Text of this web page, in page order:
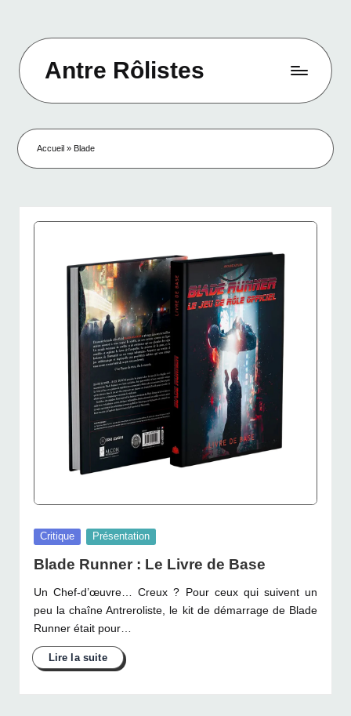
content
Antre Rôlistes
officiel
d'Antre
Rôlistes
Accueil » Blade
Posted
Critique Présentation
Blade Runner : Le Livre de Base
Un Chef-d’œuvre… Creux ? Pour ceux qui suivent un
peu la chaîne Antreroliste, le kit de démarrage de Blade
Runner était pour…